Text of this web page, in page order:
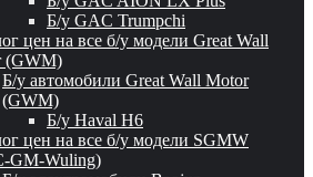
Б/у GAC Trumpchi
цен на все б/у модели Great Wall
(GWM)
Б/у автомобили Great Wall Motor
(GWM)
Б/у Haval H6
цен на все б/у модели SGMW
GM-Wuling)